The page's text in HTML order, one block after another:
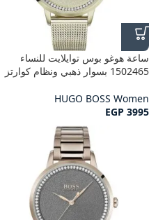
ساعة هوغو بوس توايلايت للنساء
1502465 بسوار ذهبي ونظام كوارتز
HUGO BOSS Women
EGP 3995